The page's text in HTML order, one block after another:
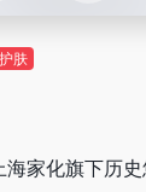
肤
家化旗下历